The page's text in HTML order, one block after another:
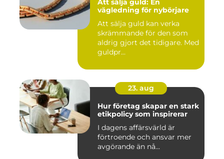
Att sälja guld: En
vägledning för nybörjare
Att sälja guld kan verka
skrämmande för den som
aldrig gjort det tidigare. Med
guldpr...
23. aug
Hur företag skapar en stark
etikpolicy som inspirerar
I dagens affärsvärld är
förtroende och ansvar mer
avgörande än nå...